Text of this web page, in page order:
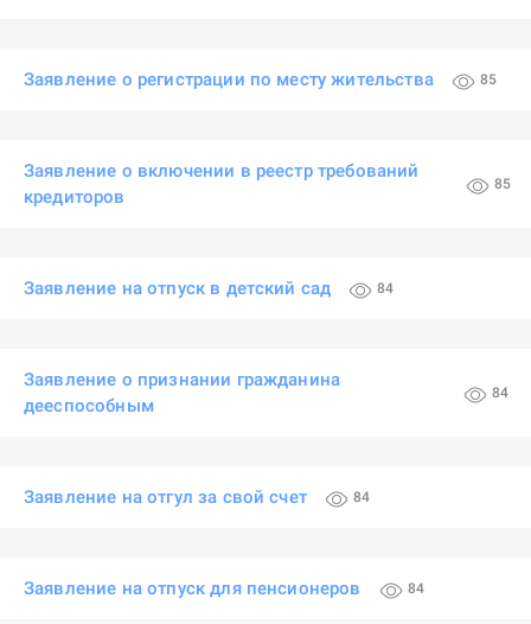
Заявление о регистрации по месту жительства 85
Заявление о включении в реестр требований
кредиторов
85
Заявление на отпуск в детский сад 84
Заявление о признании гражданина
дееспособным
84
Заявление на отгул за свой счет 84
Заявление на отпуск для пенсионеров 84